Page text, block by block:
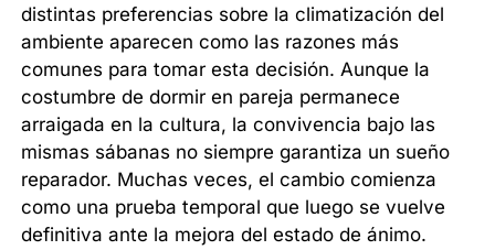
distintas preferencias sobre la climatización del
ambiente aparecen como las razones más
comunes para tomar esta decisión. Aunque la
costumbre de dormir en pareja permanece
arraigada en la cultura, la convivencia bajo las
mismas sábanas no siempre garantiza un sueño
reparador. Muchas veces, el cambio comienza
como una prueba temporal que luego se vuelve
definitiva ante la mejora del estado de ánimo.